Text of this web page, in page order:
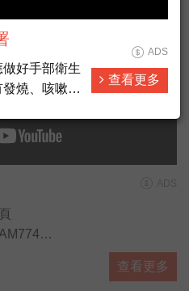
查看更多
好手部衛生
燒、咳嗽等
1922。
ADS
查看更多